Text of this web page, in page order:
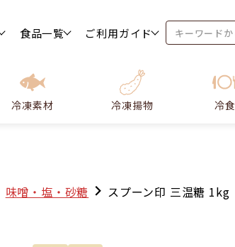
食品一覧 ご利用ガイド
冷凍素材 冷凍揚物 冷食
味噌・塩・砂糖 スプーン印 三温糖 1kg